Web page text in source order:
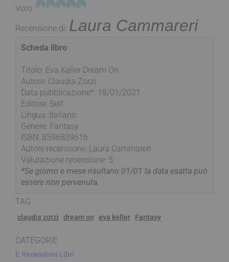
Voto:
Recensione di: Laura Cammareri
Scheda libro
Titolo: Eva Keller Dream On
Autore: Claudia Zorzi
Data pubblicazione*: 18/01/2021
Editore: Self
Lingua: Italiano
Genere: Fantasy
ISBN: 8596839616
Autore recensione: Laura Cammareri
Valutazione recensione: 5
*Se giorno e mese risultano 01/01 la data esatta può
essere non pervenuta.
TAG
claudia zorzi dream on eva keller Fantasy
CATEGORIE
E Recensioni Libri